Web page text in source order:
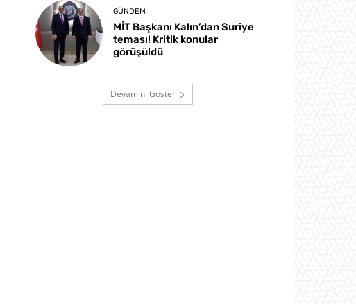
GÜNDEM
MİT Başkanı Kalın’dan Suriye
teması! Kritik konular
görüşüldü
Devamını Göster